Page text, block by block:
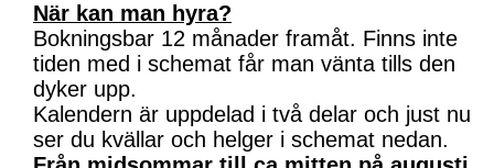
När kan man hyra?
Bokningsbar 12 månader framåt. Finns inte
tiden med i schemat får man vänta tills den
dyker upp.
Kalendern är uppdelad i två delar och just nu
ser du kvällar och helger i schemat nedan.